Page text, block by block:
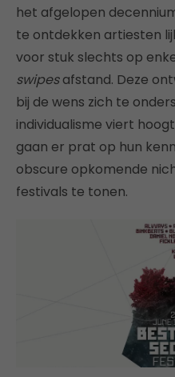
het afgelopen
te ontdekken artiesten
voor stuk slechts op
swipesafstand. Deze
bij de wens zich te
individualisme viert
gaan er prat op hun
obscure opkomende
festivals te tonen.